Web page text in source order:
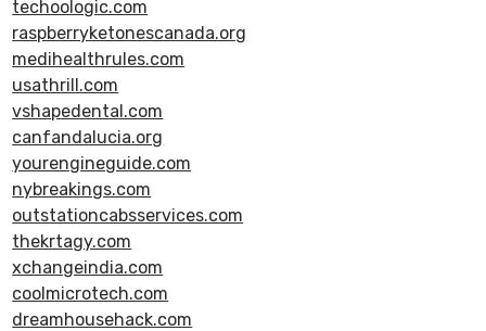
techoologic.com
raspberryketonescanada.org
medihealthrules.com
usathrill.com
vshapedental.com
canfandalucia.org
yourengineguide.com
nybreakings.com
outstationcabsservices.com
thekrtagy.com
xchangeindia.com
coolmicrotech.com
dreamhousehack.com